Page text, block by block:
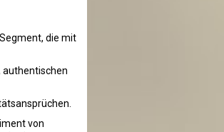
die mit
authentischen
von